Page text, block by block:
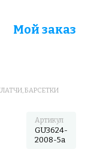
Мой заказ
БАРСЕТКИ
Артикул
GU3624-
2008-5a